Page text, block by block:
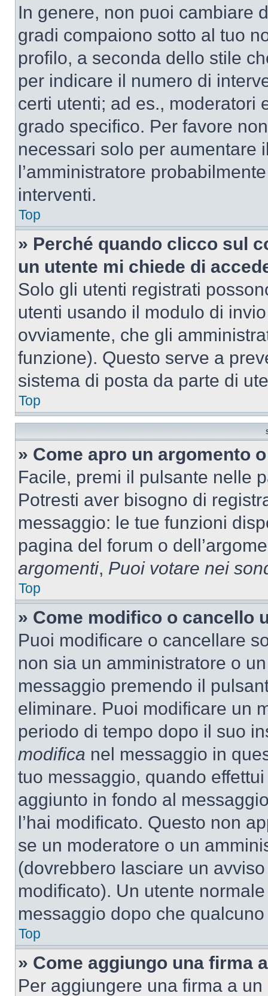
In genere, non puoi cambiare
gradi compaiono sotto al tuo
profilo, a seconda dello stile
per indicare il numero di
certi utenti; ad es., moderatori
grado specifico. Per favore
necessari solo per aumentare
l’amministratore
interventi.
Top
» Perché quando clicco sul
un utente mi chiede di
Solo gli utenti registrati
utenti usando il modulo di
ovviamente, che gli
funzione). Questo serve a
sistema di posta da parte di
Top
» Come apro un argomento
Facile, premi il pulsante nelle
Potresti aver bisogno di
messaggio: le tue funzioni
pagina del forum o
argomenti, Puoi votare nei
Top
» Come modifico o cancello
Puoi modificare o cancellare
non sia un amministratore o
messaggio premendo il
eliminare. Puoi modificare un
periodo di tempo dopo il suo
modifica nel messaggio in
tuo messaggio, quando
aggiunto in fondo al
l’hai modificato. Questo non
se un moderatore o un
(dovrebbero lasciare un
modificato). Un utente
messaggio dopo che
Top
» Come aggiungo una firma
Per aggiungere una firma a